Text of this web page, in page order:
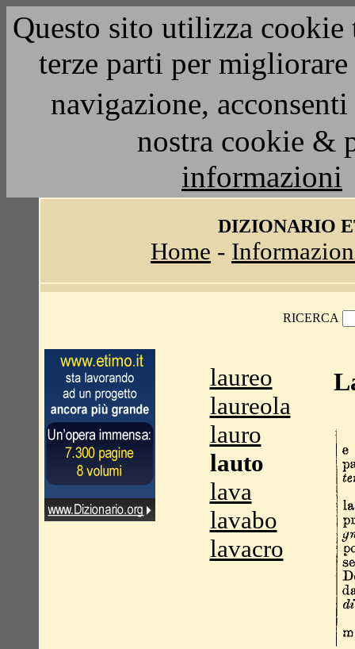
Questo sito utilizza
terze parti per
navigazione,
nostra cookie &
informazioni
DIZIONARIO
Home -
RICERCA
laureo
laureola
lauro
lauto
lava
lavabo
lavacro